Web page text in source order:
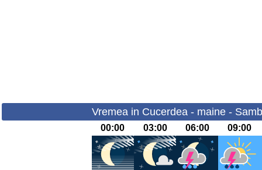
Vremea in Cucerdea - maine -
00:00 03:00 06:00 09:00